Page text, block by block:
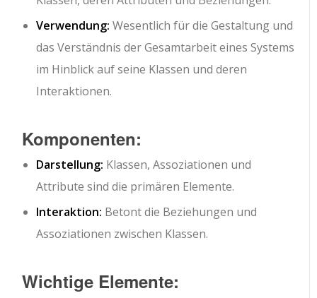
Verwendung: Wesentlich für die Gestaltung und
das Verständnis der Gesamtarbeit eines Systems
im Hinblick auf seine Klassen und deren
Interaktionen.
Komponenten:
Darstellung: Klassen, Assoziationen und
Attribute sind die primären Elemente.
Interaktion: Betont die Beziehungen und
Assoziationen zwischen Klassen.
Wichtige Elemente: